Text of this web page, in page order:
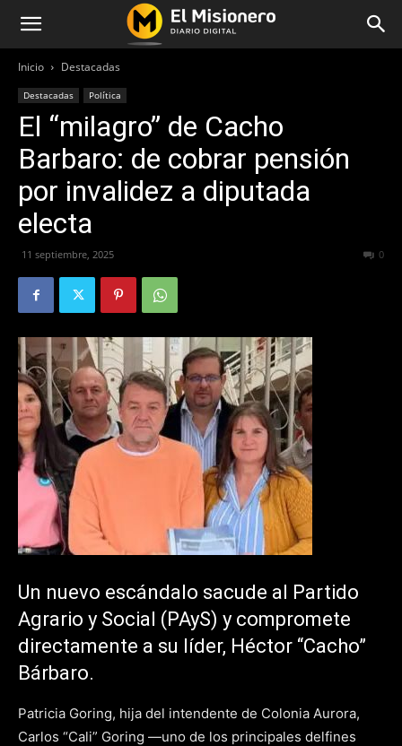
Inicio Destacadas
Destacadas Política
El “milagro” de Cacho
Barbaro: de cobrar pensión
por invalidez a diputada
electa
11 septiembre, 2025 0
Un nuevo escándalo sacude al Partido
Agrario y Social (PAyS) y compromete
directamente a su líder, Héctor “Cacho”
Bárbaro.
Patricia Goring, hija del intendente de Colonia Aurora,
Carlos “Cali” Goring —uno de los principales delfines